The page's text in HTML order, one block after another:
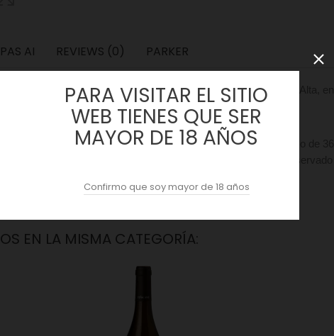
AI REVIEWS (0) PARKER
de parcelas y terrenos ubicadas al noroeste de La Rioja Alta,
Tempranillo, garnacha, mazuelo y graciano.
de levaduras. Maceración de 16 días. Después un mínimo de
con claras de huevos frescos antes de ser embotellado y conservado
EN LA MISMA CATEGORÍA:
PARA VISITAR EL SITIO
WEB TIENES QUE SER
MAYOR DE 18 AÑOS
Confirmo que soy mayor de 18 años